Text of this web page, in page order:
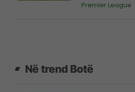
Premier League
Në trend Botë